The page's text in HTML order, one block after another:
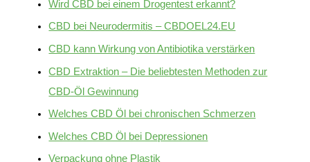
Wird CBD bei einem Drogentest erkannt?
CBD bei Neurodermitis – CBDOEL24.EU
CBD kann Wirkung von Antibiotika verstärken
CBD Extraktion – Die beliebtesten Methoden zur
CBD-Öl Gewinnung
Welches CBD Öl bei chronischen Schmerzen
Welches CBD Öl bei Depressionen
Verpackung ohne Plastik